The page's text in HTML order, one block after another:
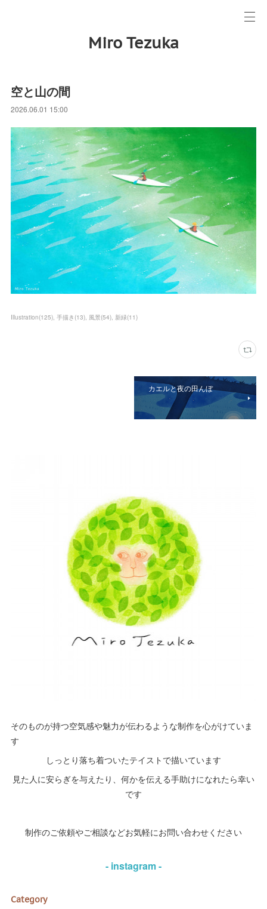
Miro Tezuka
空と山の間
2026.06.01 15:00
Illustration(125) 手描き (13) 風景(54) 新緑(11)
カエルと夜の田んぼ
そのものが持つ空気感や魅力が伝わるような制作を心がけていま
す
しっとり落ち着ついたテイストで描いています
見た人に安らぎを与えたり、何かを伝える手助けになれたら幸い
です
制作のご依頼やご相談などお気軽にお問い合わせください
- instagram -
Category